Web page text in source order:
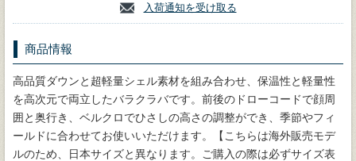
入荷通知を受け取る
商品情報
高品質ダウンと超軽量シェル素材を組み合わせ、保温性と軽量性
を高次元で両立したバラクラバです。前後のドローコードで顔周
囲と奥行き、ベルクロでひさしの高さの調整ができ、季節やフィ
ールドに合わせてお使いいただけます。【こちらは海外販売モデ
ルのため、日本サイズと異なります。ご購入の際は必ずサイズ表